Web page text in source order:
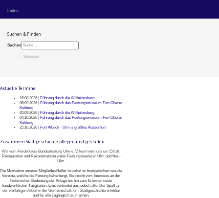
Links
Suchen & Finden
Suchen
Startseite
Aktuelle Termine
16.08.2026 |
Führung durch die Wilhelmsburg
06.09.2026 |
Führung durch das Festungsmuseum Fort Oberer
Kuhberg
20.09.2026 |
Führung durch die Wilhelmsburg
04.10.2026 |
Führung durch das Festungsmuseum Fort Oberer
Kuhberg
25.10.2026 |
Fort Albeck - Ulm`s größtes Aussenfort
Zusammen Stadtgeschichte pflegen und gestalten
Wir vom Förderkreis Bundesfestung Ulm e. V. kümmern uns um Erhalt,
Restauration und Rekonstruktion vieler Festungswerke in Ulm und Neu-
Ulm.
Die Motivation unserer Mitglieder/Helfer ist dabei so breitgefächert wie die
Vereine, welche die Festung beherbergt. Sie reicht vom Interesse an der
historischen Bedeutung der Anlage bis hin zum Erlernen neuer
handwerklicher Tätigkeiten. Eins verbindet uns jedoch alle: Der Spaß an
der vielfältigen Arbeit in der Gemeinschaft, um Stadtgeschichte erlebbar
und für alle zugänglich zu machen.